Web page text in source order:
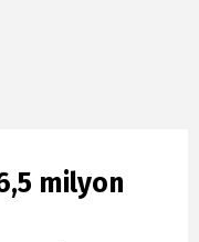
milyon